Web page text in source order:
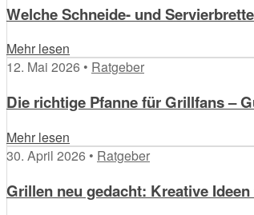
Welche Schneide- und
Mehr lesen
12. Mai 2026 • Ratgeber
Die richtige Pfanne für Grillfans –
Mehr lesen
30. April 2026 • Ratgeber
Grillen neu gedacht: Kreative